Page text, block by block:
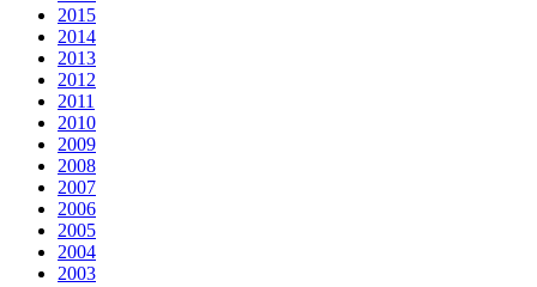
2015
2014
2013
2012
2011
2010
2009
2008
2007
2006
2005
2004
2003